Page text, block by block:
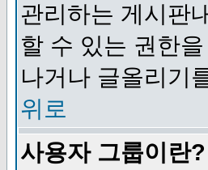
관리하는 게시판
할 수 있는 권한
나거나 글올리기
위로
사용자 그룹이란?